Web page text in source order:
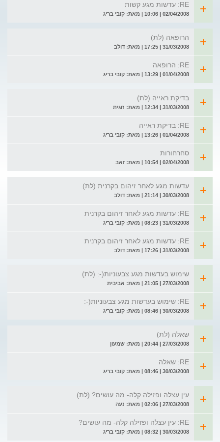
RE: עדשות מגע קשות
02/04/2008 | 10:06 | מאת: קובי בריג
הרופאה (לת)
31/03/2008 | 17:25 | מאת: דולב
RE: הרופאה
01/04/2008 | 13:29 | מאת: קובי בריג
בדיקת ראייה (לת)
31/03/2008 | 12:34 | מאת: חגית
RE: בדיקת ראייה
01/04/2008 | 13:26 | מאת: קובי בריג
סחרחורות
02/04/2008 | 10:54 | מאת: זאב
עדשות מגע לאחר זיהום בקרנית (לת)
30/03/2008 | 21:14 | מאת: דולב
RE: עדשות מגע לאחר זיהום בקרנית
31/03/2008 | 08:23 | מאת: קובי בריג
RE: עדשות מגע לאחר זיהום בקרנית
31/03/2008 | 17:26 | מאת: דולב
שימוש בעדשות מגע צבעוניות(-: (לת)
27/03/2008 | 21:05 | מאת: אביבית
RE: שימוש בעדשות מגע צבעוניות(-:
30/03/2008 | 08:46 | מאת: קובי בריג
שאלה (לת)
27/03/2008 | 20:44 | מאת: שמעון
RE: שאלה
30/03/2008 | 08:46 | מאת: קובי בריג
עין עצלה ופזילה קלה- מה עושים? (לת)
27/03/2008 | 02:06 | מאת: נעה
RE: עין עצלה ופזילה קלה- מה עושים?
30/03/2008 | 08:32 | מאת: קובי בריג